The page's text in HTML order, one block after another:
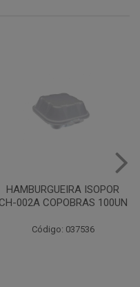
CAIXA PARDA PIZZA N30
OITAVADA BALUARTE C/10
Código: 001124